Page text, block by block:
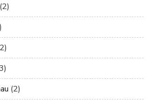
(2)
(2)